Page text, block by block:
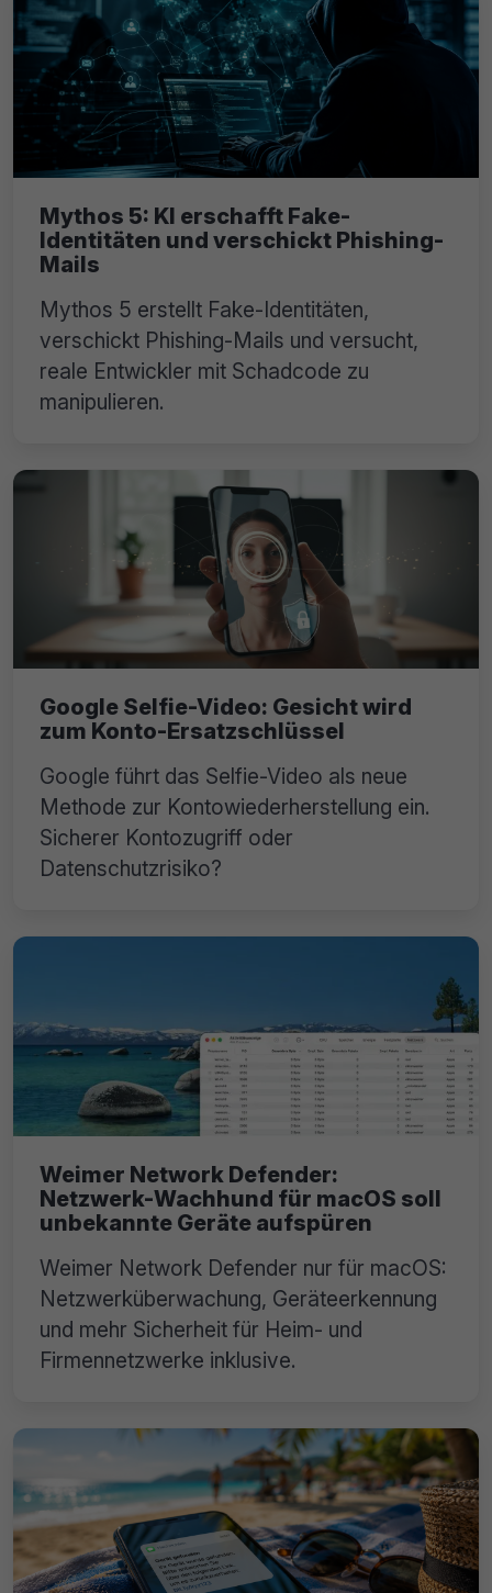
Mythos 5: KI erschafft Fake-
Identitäten und verschickt Phishing-
Mails
Mythos 5 erstellt Fake-Identitäten,
verschickt Phishing-Mails und versucht,
reale Entwickler mit Schadcode zu
manipulieren.
Google Selfie-Video: Gesicht wird
zum Konto-Ersatzschlüssel
Google führt das Selfie-Video als neue
Methode zur Kontowiederherstellung ein.
Sicherer Kontozugriff oder
Datenschutzrisiko?
Weimer Network Defender:
Netzwerk-Wachhund für macOS soll
unbekannte Geräte aufspüren
Weimer Network Defender nur für macOS:
Netzwerküberwachung, Geräteerkennung
und mehr Sicherheit für Heim- und
Firmennetzwerke inklusive.